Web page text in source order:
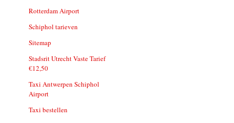
Rotterdam Airport
Schiphol tarieven
Sitemap
Stadsrit Utrecht Vaste Tarief
€12,50
Taxi Antwerpen Schiphol
Airport
Taxi bestellen